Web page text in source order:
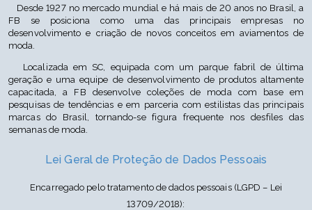
Desde 1927 no mercado mundial e há mais de 20 anos no Brasil, a
FB se posiciona como uma das principais empresas no
desenvolvimento e criação de novos conceitos em aviamentos de
moda.
Localizada em SC, equipada com um parque fabril de última
geração e uma equipe de desenvolvimento de produtos altamente
capacitada, a FB desenvolve coleções de moda com base em
pesquisas de tendências e em parceria com estilistas das principais
marcas do Brasil, tornando-se figura frequente nos desfiles das
semanas de moda.
Lei Geral de Proteção de Dados Pessoais
Encarregado pelo tratamento de dados pessoais (LGPD – Lei
13709/2018):